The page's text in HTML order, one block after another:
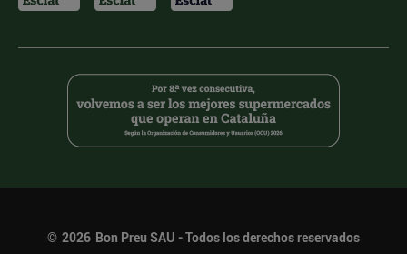
© 2026 Bon Preu SAU - Todos los derechos reservados